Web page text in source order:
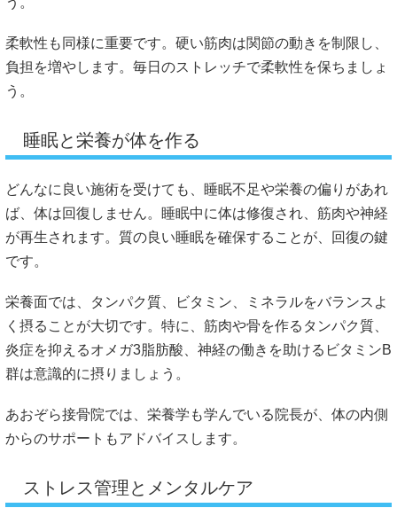
柔軟性も同様に重要です。硬い筋肉は関節の動きを制限し、
負担を増やします。毎日のストレッチで柔軟性を保ちましょ
う。
睡眠と栄養が体を作る
どんなに良い施術を受けても、睡眠不足や栄養の偏りがあれ
ば、体は回復しません。睡眠中に体は修復され、筋肉や神経
が再生されます。質の良い睡眠を確保することが、回復の鍵
です。
栄養面では、タンパク質、ビタミン、ミネラルをバランスよ
く摂ることが大切です。特に、筋肉や骨を作るタンパク質、
炎症を抑えるオメガ3脂肪酸、神経の働きを助けるビタミンB
群は意識的に摂りましょう。
あおぞら接骨院では、栄養学も学んでいる院長が、体の内側
からのサポートもアドバイスします。
ストレス管理とメンタルケア